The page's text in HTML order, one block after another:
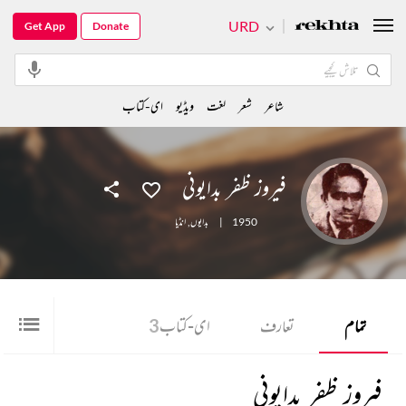
فیروز ظفر بدایونی
1950
| بدایوں,انڈیا
تمام تعارف ای-کتاب3
فیروز ظفر بدایونی
URD
Get App Donate
شاعر شعر لغت ویڈیو ای-کتاب